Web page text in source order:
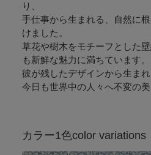
り、
手仕事から生まれる、自然に
けました。
草花や樹木をモチーフとした
も新鮮な魅力に満ちています。
彼が残したデザインから生まれ
今日も世界中の人々へ不変の美
カラー1色color variations